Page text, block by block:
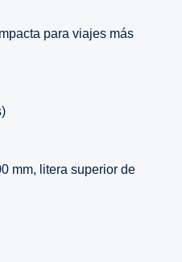
para viajes más
mm, litera superior de